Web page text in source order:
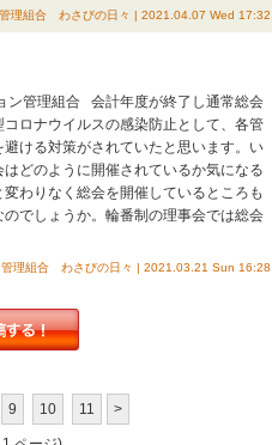
理組合 わさびの日々 | 2021.04.07 Wed 17:32
管理組合 会計年度が終了し通常総会
ロナウイルスの感染防止として、各管
ける対策がされていたと思います。い
どのように開催されているか気になる
わりなく総会を開催しているところも
でしょうか。輪番制の理事会では総会
管理組合 わさびの日々 | 2021.03.21 Sun 16:28
9 10 11 >